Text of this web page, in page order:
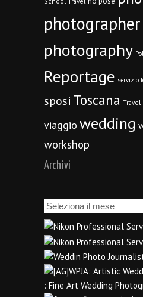
photographer
photography
Reportage servizio
sposi Toscana Travel
viaggio wedding
workshop
Archivi
Archivi